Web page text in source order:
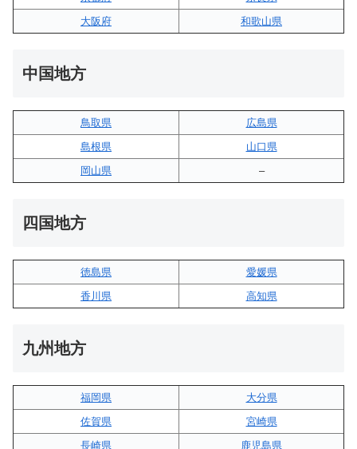
大阪府
和歌山県
中国地方
鳥取県
広島県
島根県
山口県
岡山県
–
四国地方
徳島県
愛媛県
香川県
高知県
九州地方
福岡県
大分県
佐賀県
宮崎県
長崎県
鹿児島県